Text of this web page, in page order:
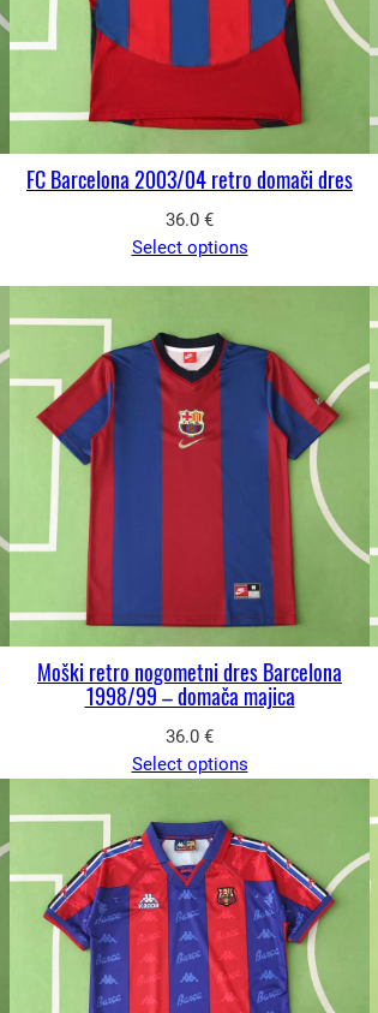
FC Barcelona 2003/04 retro domači dres
36.0 €
Select options
Moški retro nogometni dres Barcelona
1998/99 – domača majica
36.0 €
Select options